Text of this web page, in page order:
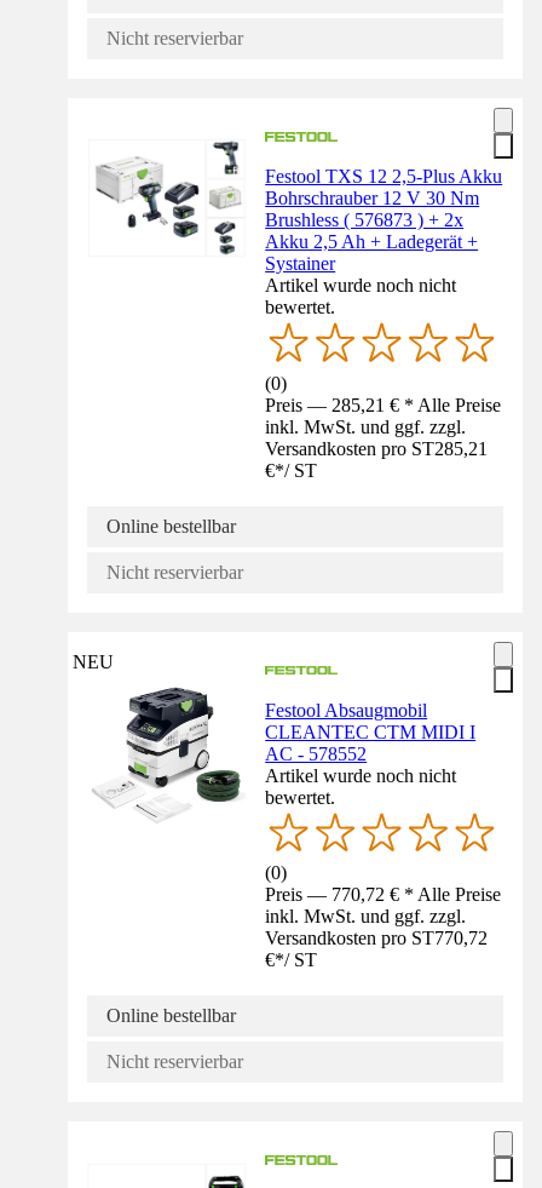
Nicht reservierbar
Festool TXS 12 2,5-Plus Akku
Bohrschrauber 12 V 30 Nm
Brushless ( 576873 ) + 2x
Akku 2,5 Ah + Ladegerät +
Systainer
Artikel wurde noch nicht
bewertet.
(0)
Preis — 285,21 € * Alle Preise
inkl. MwSt. und ggf. zzgl.
Versandkosten pro ST285,21
€*/ ST
Online bestellbar
Nicht reservierbar
NEU
Festool Absaugmobil
CLEANTEC CTM MIDI I
AC - 578552
Artikel wurde noch nicht
bewertet.
(0)
Preis — 770,72 € * Alle Preise
inkl. MwSt. und ggf. zzgl.
Versandkosten pro ST770,72
€*/ ST
Online bestellbar
Nicht reservierbar